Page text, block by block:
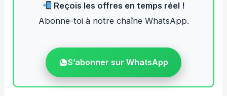
Reçois les offres en temps réel !
Abonne-toi à notre chaîne WhatsApp.
S’abonner sur WhatsApp